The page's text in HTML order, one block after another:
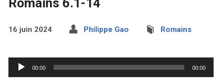
Romains 6.1-14
16 juin 2024 Philippe Gao Romains
Lecteur
audio
00:00 00:00